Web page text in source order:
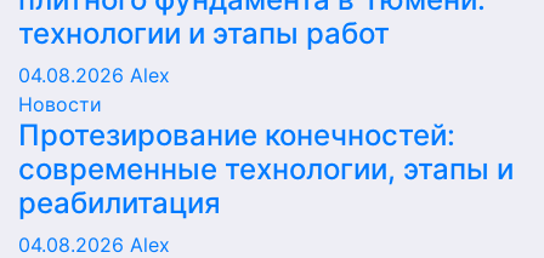
технологии и этапы работ
04.08.2026 Alex
Новости
Протезирование конечностей:
современные технологии, этапы и
реабилитация
04.08.2026 Alex